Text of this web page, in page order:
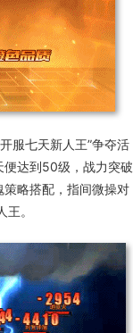
服七天新人王”争夺活
达到50级，战力突破
策略搭配，指间微操对
。